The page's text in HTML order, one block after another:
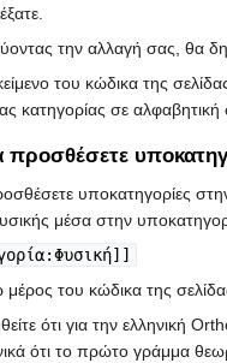
την αλλαγή σας, θα
του κώδικα της
κατηγορίας σε αλφαβητική
προσθέσετε
υποκατηγορίες
μέσα στην
μέρος του κώδικα της
ότι για την ελληνική
ότι το πρώτο γράμμα